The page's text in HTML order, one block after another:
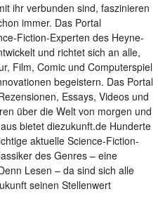
ihr verbunden sind, faszinieren
immer. Das Portal
Fiction-Experten des Heyne-
und richtet sich an alle,
Film, Comic und Computerspiel
begeistern. Das Portal
Essays, Videos und
über die Welt von morgen und
bietet diezukunft.de Hunderte
aktuelle Science-Fiction-
des Genres – eine
Lesen – da sind sich alle
seinen Stellenwert